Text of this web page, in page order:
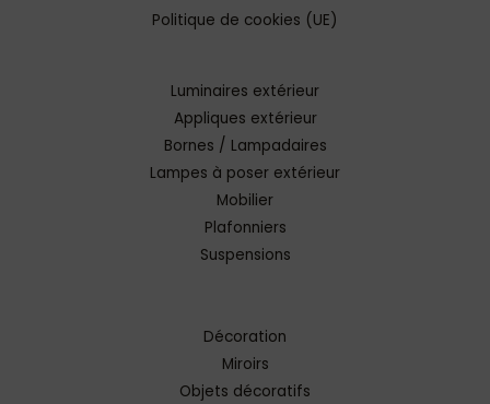
Politique de cookies (UE)
Luminaires extérieur
Appliques extérieur
Bornes / Lampadaires
Lampes à poser extérieur
Mobilier
Plafonniers
Suspensions
Décoration
Miroirs
Objets décoratifs